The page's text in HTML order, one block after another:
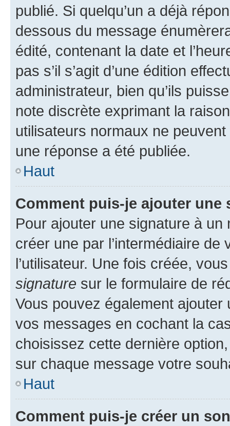
publié. Si quelqu’un a déjà
dessous du message
édité, contenant la date et
pas s’il s’agit d’une édition
administrateur, bien qu’ils
note discrète exprimant la
utilisateurs normaux ne
une réponse a été publiée.
Haut
Comment puis-je ajouter une
Pour ajouter une signature à un
créer une par l’intermédiaire
l’utilisateur. Une fois créée,
signature sur le formulaire de
Vous pouvez également
vos messages en cochant la
choisissez cette dernière
sur chaque message votre
Haut
Comment puis-je créer un